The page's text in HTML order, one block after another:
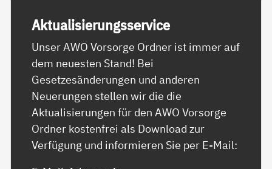
Ak­tua­li­sie­rungs­ser­vice
Unser AWO Vorsorge Ordner ist immer auf
dem neuesten Stand! Bei
Gesetzesänderungen und anderen
Neuerungen stellen wir die die
Aktualisierungen für den AWO Vorsorge
Ordner kostenfrei als Download zur
Verfügung und informieren Sie per E-Mail: